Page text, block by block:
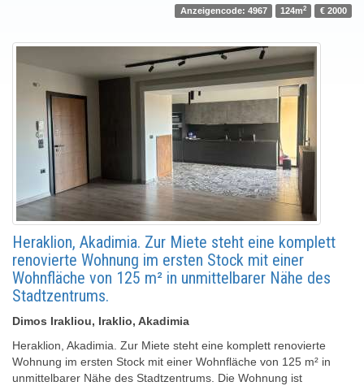
Anzeigencode: 4967 124m2 € 2000
Heraklion, Akadimia. Zur Miete steht eine komplett
renovierte Wohnung im ersten Stock mit einer
Wohnfläche von 125 m² in unmittelbarer Nähe des
Stadtzentrums.
Dimos Irakliou, Iraklio, Akadimia
Heraklion, Akadimia. Zur Miete steht eine komplett renovierte
Wohnung im ersten Stock mit einer Wohnfläche von 125 m² in
unmittelbarer Nähe des Stadtzentrums. Die Wohnung ist